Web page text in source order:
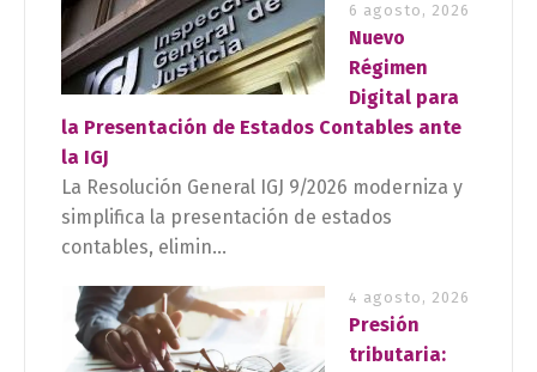
6 agosto, 2026
Nuevo
Régimen
Digital para
la Presentación de Estados Contables ante
la IGJ
La Resolución General IGJ 9/2026 moderniza y
simplifica la presentación de estados
contables, elimin...
4 agosto, 2026
Presión
tributaria: